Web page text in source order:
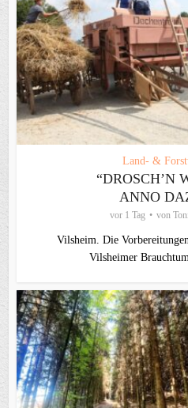
Land- &
“DROSCH’N
ANNO
vor 1 Tag von
Vilsheim. Die
Vilsheimer